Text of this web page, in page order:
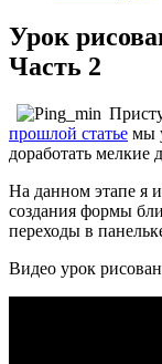
Урок
Часть 2
прошлой статье мы
доработать мелкие
На данном этапе я
создания формы
переходы в
Видео урок